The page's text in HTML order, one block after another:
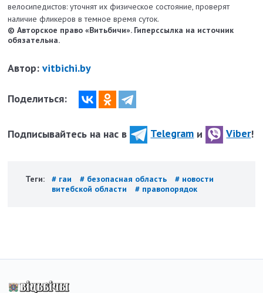
велосипедистов: уточнят их физическое состояние, проверят
наличие фликеров в темное время суток.
© Авторское право «Витьбичи». Гиперссылка на источник
обязательна.
Автор:vitbichi.by
Поделиться:
Подписывайтесь на нас в Telegram и Viber!
Теги: # гаи # безопасная область
# новости
витебской области
# правопорядок